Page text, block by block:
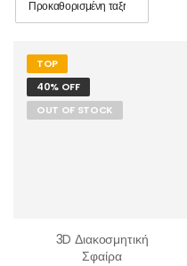
TOP
40% OFF
OUT OF STOCK
3D Διακοσμητική
Σφαίρα